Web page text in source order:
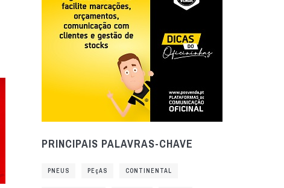
PRINCIPAIS PALAVRAS-CHAVE
PNEUS PEçAS CONTINENTAL